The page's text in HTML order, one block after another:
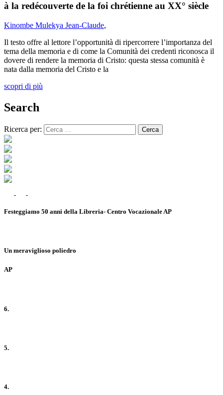
à la redécouverte de la foi chrétienne au XX° siècle
Kinombe Mulekya Jean-Claude,
Il testo offre al lettore l’opportunità di ripercorrere l’importanza del
tema della memoria e di come la Comunità dei credenti riconosca il
dovere di rendere la memoria di Cristo: questa stessa comunità è
nata dalla memoria del Cristo e la
scopri di più
Search
Ricerca per:
Festeggiamo 50 anni della Libreria- Centro Vocazionale AP
Un meraviglioso poliedro
AP
6.
5.
4.